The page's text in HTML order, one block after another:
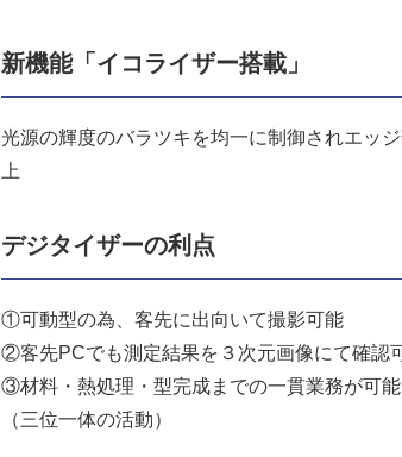
新機能「イコライザー搭載」
光源の輝度のバラツキを均一に制御されエッ
上
デジタイザーの利点
①可動型の為、客先に出向いて撮影可能
②客先PCでも測定結果を３次元画像にて確認
③材料・熱処理・型完成までの一貫業務が可能
（三位一体の活動）